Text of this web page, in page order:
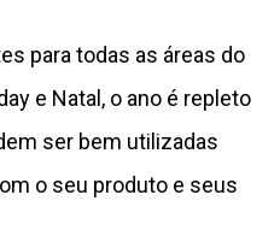
para todas as áreas do
e Natal, o ano é repleto
ser bem utilizadas
o seu produto e seus